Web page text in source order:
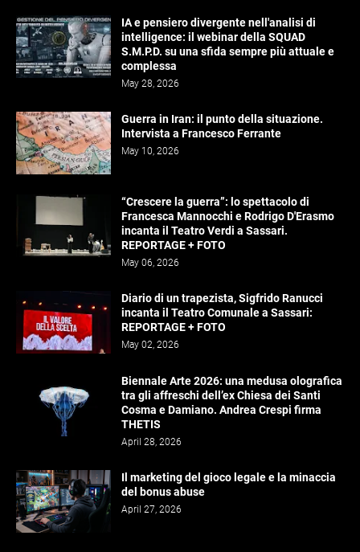
IA e pensiero divergente nell'analisi di
intelligence: il webinar della SQUAD
S.M.P.D. su una sfida sempre più attuale e
complessa
May 28, 2026
Guerra in Iran: il punto della situazione.
Intervista a Francesco Ferrante
May 10, 2026
“Crescere la guerra”: lo spettacolo di
Francesca Mannocchi e Rodrigo D'Erasmo
incanta il Teatro Verdi a Sassari.
REPORTAGE + FOTO
May 06, 2026
Diario di un trapezista, Sigfrido Ranucci
incanta il Teatro Comunale a Sassari:
REPORTAGE + FOTO
May 02, 2026
Biennale Arte 2026: una medusa olografica
tra gli affreschi dell’ex Chiesa dei Santi
Cosma e Damiano. Andrea Crespi firma
THETIS
April 28, 2026
Il marketing del gioco legale e la minaccia
del bonus abuse
April 27, 2026